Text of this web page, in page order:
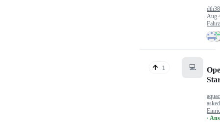
Aug
1 💻
·